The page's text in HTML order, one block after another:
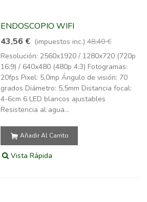
ENDOSCOPIO WIFI
43,56 € (impuestos inc.) 48,40 €
Resolución: 2560x1920 / 1280x720 (720p
16:9) / 640x480 (480p 4:3) Fotogramas:
20fps Pixel: 5,0mp Ángulo de visión: 70
grados Diámetro: 5,5mm Distancia focal:
4-6cm 6 LED blancos ajustables
Resistencia al agua...
Añadir Al Carrito
Vista Rápida